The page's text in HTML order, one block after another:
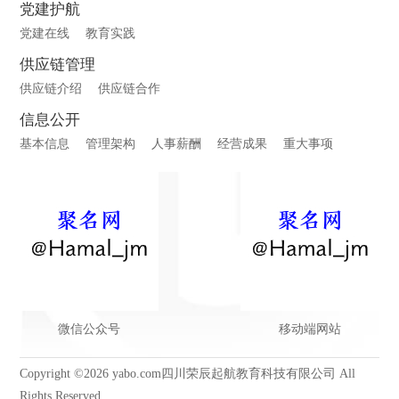
党建护航
党建在线 教育实践
供应链管理
供应链介绍 供应链合作
信息公开
基本信息 管理架构 人事薪酬 经营成果 重大事项
微信公众号 移动端网站
Copyright ©2026 yabo.com四川荣辰起航教育科技有限公司 All
Rights Reserved